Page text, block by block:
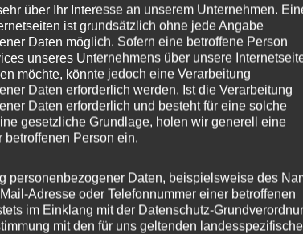
Tegels –
Projekt GmbH
und
des
noch folgende
über Ihr Interesse an unserem Unternehmen.
ist grundsätzlich ohne jede Angabe
Daten möglich. Sofern eine betroffene Person
unseres Unternehmens über unsere
möchte, könnte jedoch eine Verarbeitung
Daten erforderlich werden. Ist die Verarbeitung
Daten erforderlich und besteht für eine solche
gesetzliche Grundlage, holen wir generell eine
betroffenen Person ein.
personenbezogener Daten, beispielsweise des
Adresse oder Telefonnummer einer betroffenen
im Einklang mit der Datenschutz-
mit den für uns geltenden